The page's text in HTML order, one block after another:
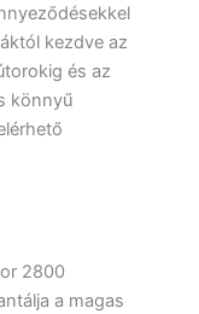
kezdve az
és az
könnyű
2800
a magas